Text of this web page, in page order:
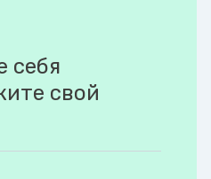
себя
свой